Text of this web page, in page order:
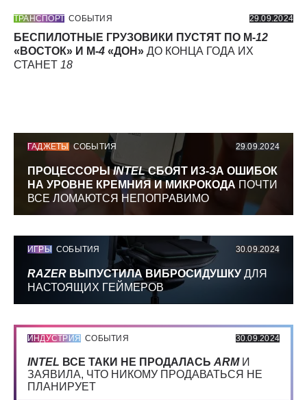
ТРАНСПОРТ СОБЫТИЯ 29.09.2024
БЕСПИЛОТНЫЕ ГРУЗОВИКИ ПУСТЯТ ПО М-12
«ВОСТОК» И М-4 «ДОН» ДО КОНЦА ГОДА ИХ
СТАНЕТ 18
ГАДЖЕТЫ СОБЫТИЯ 29.09.2024
ПРОЦЕССОРЫINTELСБОЯТ ИЗ-ЗА ОШИБОК
НА УРОВНЕ КРЕМНИЯ И МИКРОКОДА ПОЧТИ
ВСЕ ЛОМАЮТСЯ НЕПОПРАВИМО
ИГРЫ СОБЫТИЯ 30.09.2024
RAZER ВЫПУСТИЛА ВИБРОСИДУШКУ ДЛЯ
НАСТОЯЩИХ ГЕЙМЕРОВ
ИНДУСТРИЯ СОБЫТИЯ 30.09.2024
INTEL ВСЕ ТАКИ НЕ ПРОДАЛАСЬ ARMИ
ЗАЯВИЛА, ЧТО НИКОМУ ПРОДАВАТЬСЯ НЕ
ПЛАНИРУЕТ